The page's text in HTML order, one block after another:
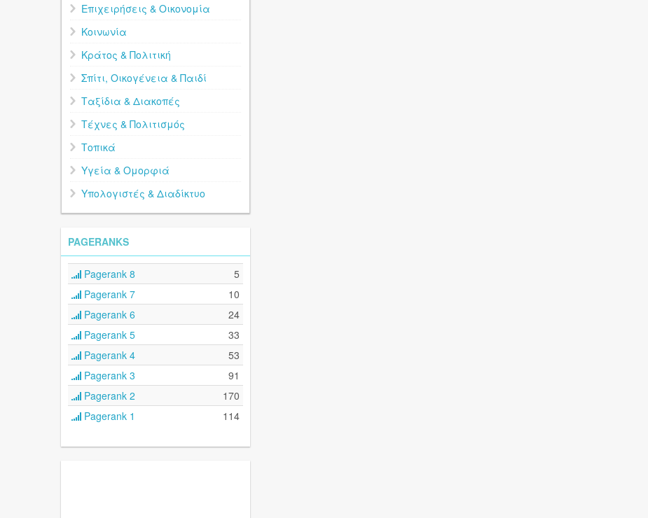
Επιχειρήσεις & Οικονομία
Κοινωνία
Κράτος & Πολιτική
Σπίτι, Οικογένεια & Παιδί
Ταξίδια & Διακοπές
Τέχνες & Πολιτισμός
Τοπικά
Υγεία & Ομορφιά
Υπολογιστές & Διαδίκτυο
PAGERANKS
Pagerank 8
5
Pagerank 7
10
Pagerank 6
24
Pagerank 5
33
Pagerank 4
53
Pagerank 3
91
Pagerank 2
170
Pagerank 1
114